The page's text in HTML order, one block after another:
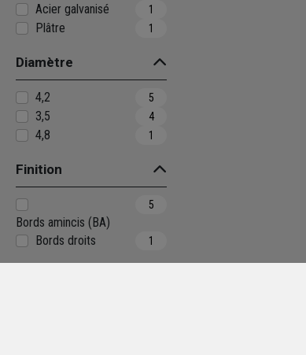
Acier galvanisé 1
Plâtre 1
Diamètre
4,2 5
3,5 4
4,8 1
Finition
Bords amincis (BA)
5
Bords droits 1